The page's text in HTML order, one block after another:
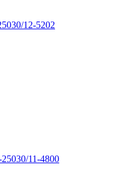
12-5202
11-4800